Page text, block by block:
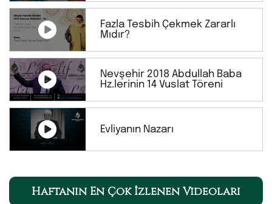
Fazla Tesbih Çekmek Zararlı
Mıdır?
Nevşehir 2018 Abdullah Baba
Hz.lerinin 14 Vuslat Töreni
Evliyanın Nazarı
Haftanın En Çok İzlenen Videoları